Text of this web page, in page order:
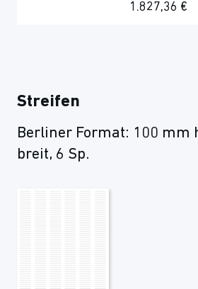
1.827,36 €
Streifen
Berliner Format: 100 mm
breit, 6 Sp.